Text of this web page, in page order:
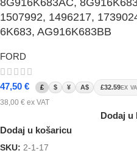
1507992, 1496217,
6K683, AG916K683BB
FORD
47,50 € £ $ ¥ A$ £32.59 EX
38,00 € ex VAT
Dodaj u
Dodaj u košaricu
SKU: 2-1-17